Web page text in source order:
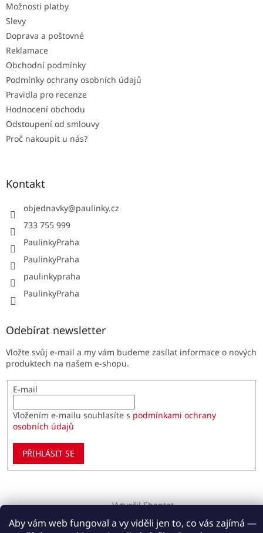
Aby vám web fungoval a vy viděli jen to, co vás zajímá —
Možnosti platby
Slevy
Doprava a poštovné
Reklamace
Obchodní podmínky
Podmínky ochrany osobních údajů
Pravidla pro recenze
Hodnocení obchodu
Odstoupení od smlouvy
Proč nakoupit u nás?
Kontakt
objednavky@paulinky.cz
733 755 999
PaulinkyPraha
PaulinkyPraha
paulinkypraha
PaulinkyPraha
Odebírat newsletter
Vložte svůj e-mail a my vám budeme zasílat informace o nových
produktech na našem e-shopu.
E-mail
Vložením e-mailu souhlasíte s podmínkami ochrany
osobních údajů
PŘIHLÁSIT SE
Vytvořil Shoptet